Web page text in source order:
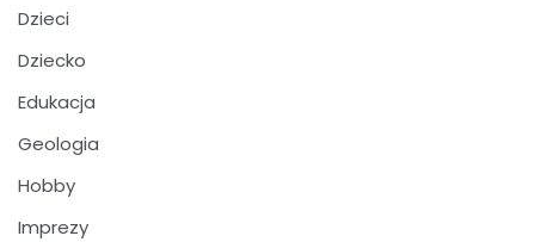
Dzieci
Dziecko
Edukacja
Geologia
Hobby
Imprezy